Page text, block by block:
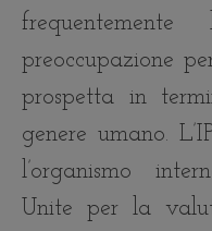
preoccupazione
prospetta in
genere umano.
l’organismo
Unite per la